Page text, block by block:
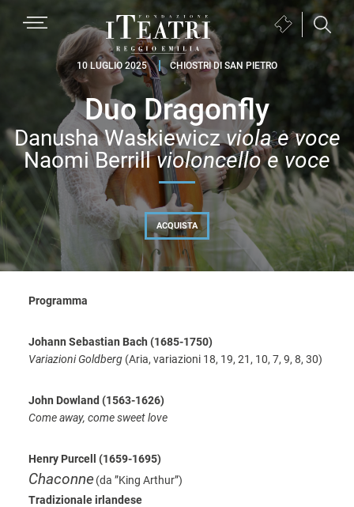
navigazione
Fondazione
Teatri
Reggio
Emilia
Biglietteria
apre
nuova
finestra)
10 LUGLIO 2025 CHIOSTRI DI SAN PIETRO
Duo Dragonfly
Danusha Waskiewiczviola e voce
Naomi Berrillvioloncello e voce
ACQUISTA
Programma
Johann Sebastian Bach (1685-1750)
Variazioni Goldberg (Aria, variazioni 18, 19, 21, 10, 7, 9, 8, 30)
John Dowland (1563-1626)
Come away, come sweet love
Henry Purcell (1659-1695)
Chaconne(da ”King Arthur”)
Tradizionale irlandese